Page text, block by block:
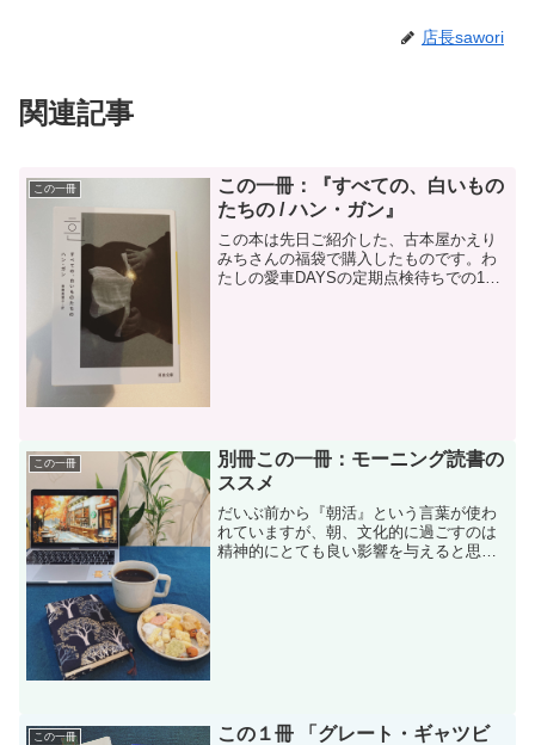
店長sawori
関連記事
この一冊
この一冊：『すべての、白いもの
たちの / ハン・ガン』
この本は先日ご紹介した、古本屋かえり
みちさんの福袋で購入したものです。わ
たしの愛車DAYSの定期点検待ちでの1時
この一冊
別冊この一冊：モーニング読書の
ススメ
だいぶ前から『朝活』という言葉が使わ
れていますが、朝、文化的に過ごすのは
精神的にとても良い影響を与えると思っ
この一冊
この１冊 「グレート・ギャツビ